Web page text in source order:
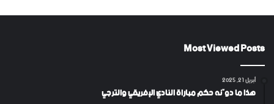
Most Viewed Posts
أبريل 21, 2025
هذا ما دوّنه حكم مباراة النادي الإفريقي والترجي